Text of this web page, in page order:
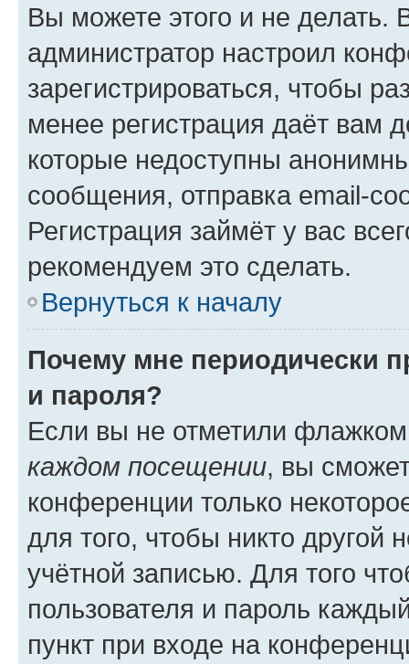
Вы можете этого и не делать.
администратор настроил
зарегистрироваться, чтобы
менее регистрация даёт вам
которые недоступны
сообщения, отправка email-
Регистрация займёт у вас
рекомендуем это сделать.
Вернуться к началу
Почему мне периодически
и пароля?
Если вы не отметили
каждом посещении, вы
конференции только
для того, чтобы никто другой
учётной записью. Для того
пользователя и пароль
пункт при входе на